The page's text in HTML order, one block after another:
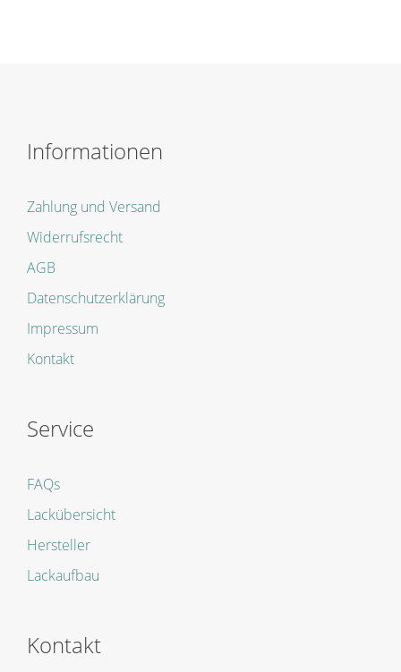
Informationen
Zahlung und Versand
Widerrufsrecht
AGB
Datenschutzerklärung
Impressum
Kontakt
Service
FAQs
Lackübersicht
Hersteller
Lackaufbau
Kontakt